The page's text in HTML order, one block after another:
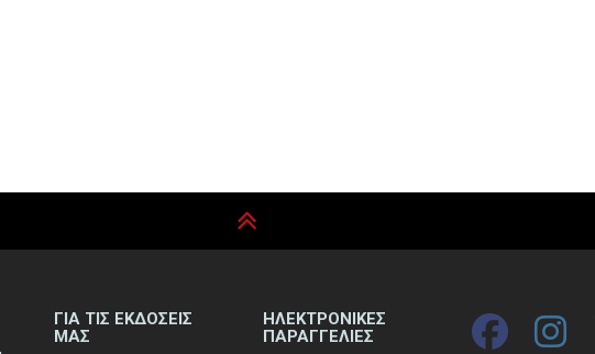
ΓΙΑ ΤΙΣ ΕΚΔΟΣΕΙΣ
ΜΑΣ
ΗΛΕΚΤΡΟΝΙΚΕΣ
ΠΑΡΑΓΓΕΛΙΕΣ